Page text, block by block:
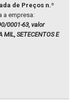
de Preços n.º
a empresa:
0001-63, valor
MIL, SETECENTOS E